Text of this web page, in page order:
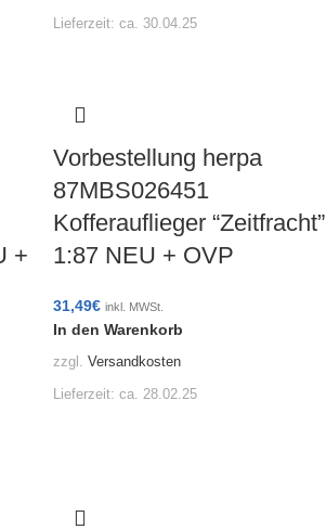
Lieferzeit:ca. 30.04.25
+
Vorbestellung herpa
87MBS026451
Kofferauflieger “Zeitfracht”
1:87 NEU + OVP
31,49€ inkl. MWSt.
In den Warenkorb
zzgl.Versandkosten
Lieferzeit:ca. 28.02.25